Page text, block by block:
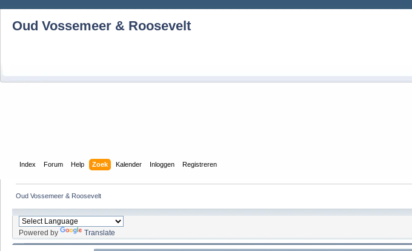
Oud Vossemeer & Roosevelt
Index Forum Help Zoek Kalender Inloggen Registreren
Oud Vossemeer & Roosevelt
Powered by Translate